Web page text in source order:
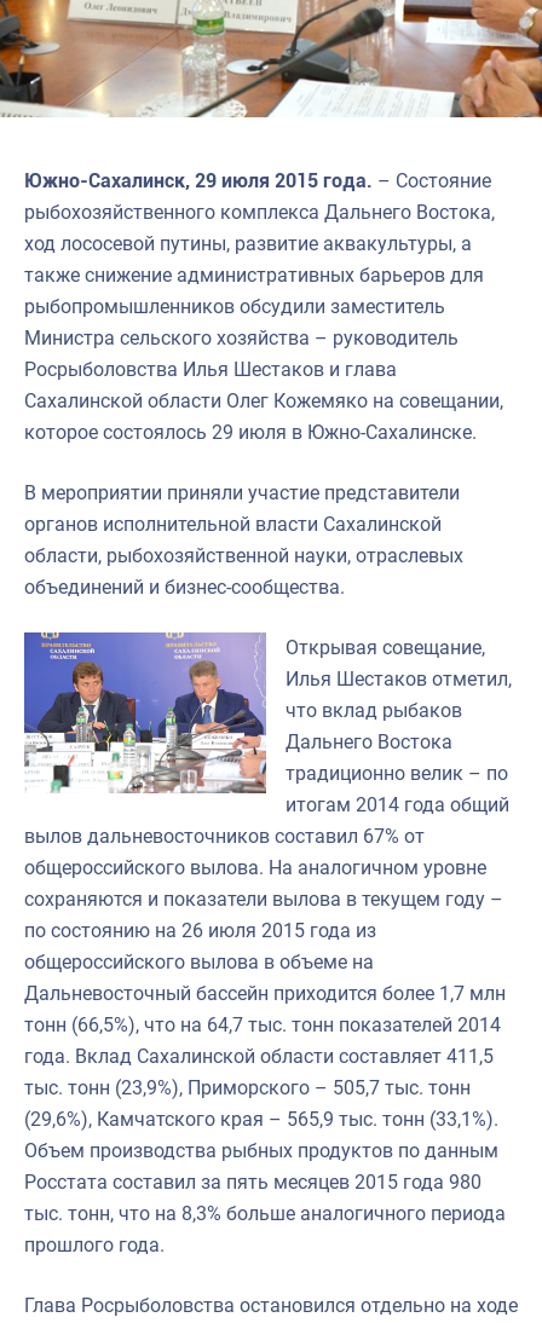
Южно-Сахалинск, 29 июля 2015 года. – Состояние
рыбохозяйственного комплекса Дальнего Востока,
ход лососевой путины, развитие аквакультуры, а
также снижение административных барьеров для
рыбопромышленников обсудили заместитель
Министра сельского хозяйства – руководитель
Росрыболовства Илья Шестаков и глава
Сахалинской области Олег Кожемяко на совещании,
которое состоялось 29 июля в Южно-Сахалинске.
В мероприятии приняли участие представители
органов исполнительной власти Сахалинской
области, рыбохозяйственной науки, отраслевых
объединений и бизнес-сообщества.
Открывая совещание,
Илья Шестаков отметил,
что вклад рыбаков
Дальнего Востока
традиционно велик – по
итогам 2014 года общий
вылов дальневосточников составил 67% от
общероссийского вылова. На аналогичном уровне
сохраняются и показатели вылова в текущем году –
по состоянию на 26 июля 2015 года из
общероссийского вылова в объеме на
Дальневосточный бассейн приходится более 1,7 млн
тонн (66,5%), что на 64,7 тыс. тонн показателей 2014
года. Вклад Сахалинской области составляет 411,5
тыс. тонн (23,9%), Приморского – 505,7 тыс. тонн
(29,6%), Камчатского края – 565,9 тыс. тонн (33,1%).
Объем производства рыбных продуктов по данным
Росстата составил за пять месяцев 2015 года 980
тыс. тонн, что на 8,3% больше аналогичного периода
прошлого года.
Глава Росрыболовства остановился отдельно на ходе